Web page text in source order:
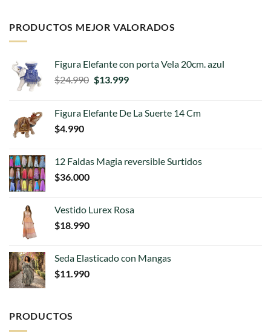
PRODUCTOS MEJOR VALORADOS
Figura Elefante con porta Vela 20cm. azul
$24.990 El
era:
$13.999El
es:
Figura Elefante De La Suerte 14 Cm
$4.990
12 Faldas Magia reversible Surtidos
$36.000
Vestido Lurex Rosa
$18.990
Seda Elasticado con Mangas
$11.990
PRODUCTOS